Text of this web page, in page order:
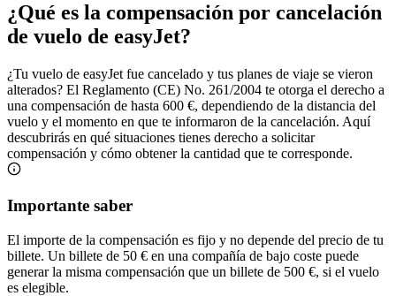
¿Qué es la compensación por cancelación
de vuelo de easyJet?
¿Tu vuelo de easyJet fue cancelado y tus planes de viaje se vieron
alterados? El Reglamento (CE) No. 261/2004 te otorga el derecho a
una compensación de hasta 600 €, dependiendo de la distancia del
vuelo y el momento en que te informaron de la cancelación. Aquí
descubrirás en qué situaciones tienes derecho a solicitar
compensación y cómo obtener la cantidad que te corresponde.
Importante saber
El importe de la compensación es fijo y no depende del precio de tu
billete. Un billete de 50 € en una compañía de bajo coste puede
generar la misma compensación que un billete de 500 €, si el vuelo
es elegible.